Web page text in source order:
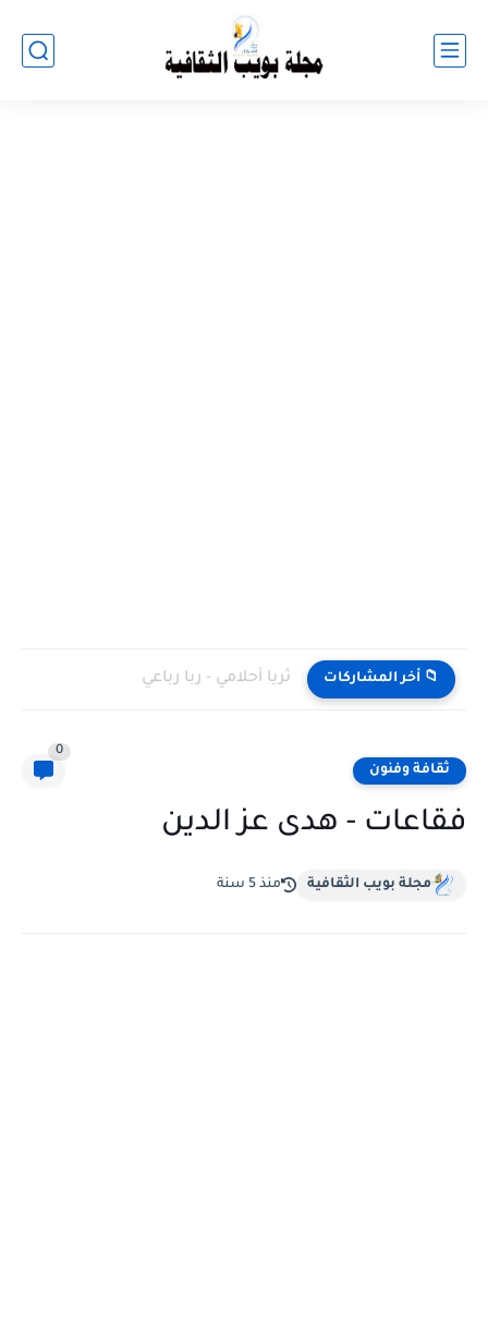
📁 أخر المشاركات ثريا أحلامي - ربا رباعي
ثقافة وفنون
0
فقاعات - هدى عز الدين
مجلة بويب الثقافية منذ 5 سنة